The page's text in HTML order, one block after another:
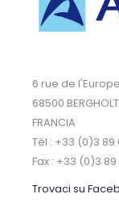
6 rue de l'Europe
68500
FRANCIA
Tél : +33 (0)3 89
Fax : +33 (0)3 89
Trovaci su